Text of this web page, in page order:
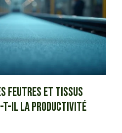
feutres et tissus
t-il la productivité